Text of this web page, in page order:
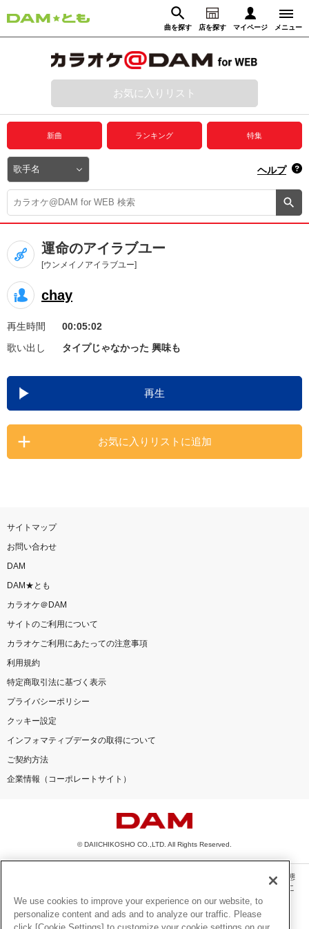
曲を探す 店を探す マイページ メニュー
動画からさがす 録音からさがす
ログイン
プレミアムサービス
DAM★とも動画
DAM★とも録音
カラオケ＠DAM
ユーザー検索
キャンペーン
お知らせ よくあるご質問
DAMの新曲・ランキングなど
カラオケ最新情報をチェック！
お気に入りリスト
新曲 ランキング 特集
ヘルプ
運命のアイラブユー
[ウンメイノアイラブユー]
chay
再生時間
00:05:02
歌い出し
タイプじゃなかった 興味も
再生
お気に入りリストに追加
サイトマップ
お問い合わせ
DAM
DAM★とも
カラオケ＠DAM
サイトのご利用について
カラオケご利用にあたっての注意事項
利用規約
特定商取引法に基づく表示
プライバシーポリシー
クッキー設定
インフォマティブデータの取得について
ご契約方法
企業情報（コーポレートサイト）
© DAIICHIKOSHO CO.,LTD. All Rights Reserved.
このサイトに掲載されている一切の文章・画像・写真・動画・音声等を、手段や形態
を問わず、著作権法の定める範囲を超えて無断で複製、転載、ファイル化などするこ
とを禁じます。
楽曲及びコンテンツは、機種によりご利用いただけない場合があります。
We use cookies to improve your experience on our website, to
personalize content and ads and to analyze our traffic. Please